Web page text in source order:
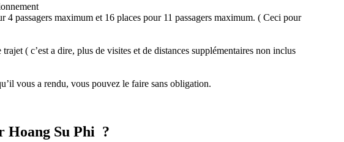
passagers maximum et 16 places pour 11 passagers maximum. ( Ceci pour
( c’est a dire, plus de visites et de distances supplémentaires non inclus
vous a rendu, vous pouvez le faire sans obligation.
Hoang Su Phi ?